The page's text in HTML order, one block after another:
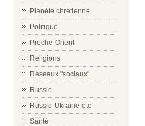
Planète chrétienne
Politique
Proche-Orient
Religions
Réseaux "sociaux"
Russie
Russie-Ukraine-etc
Santé